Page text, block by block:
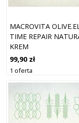
MACROVITA
TIME REPAIR
KREM
NA NOC Z BIO-OLIWĄ
99,90 zł
1 oferta